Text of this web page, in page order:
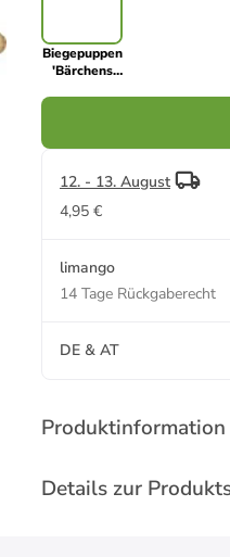
Biegepuppen
'Bärchens
12. - 13. August
4,95 €
limango
14 Tage Rückgaberecht
DE & AT
Produktinformation
Details zur